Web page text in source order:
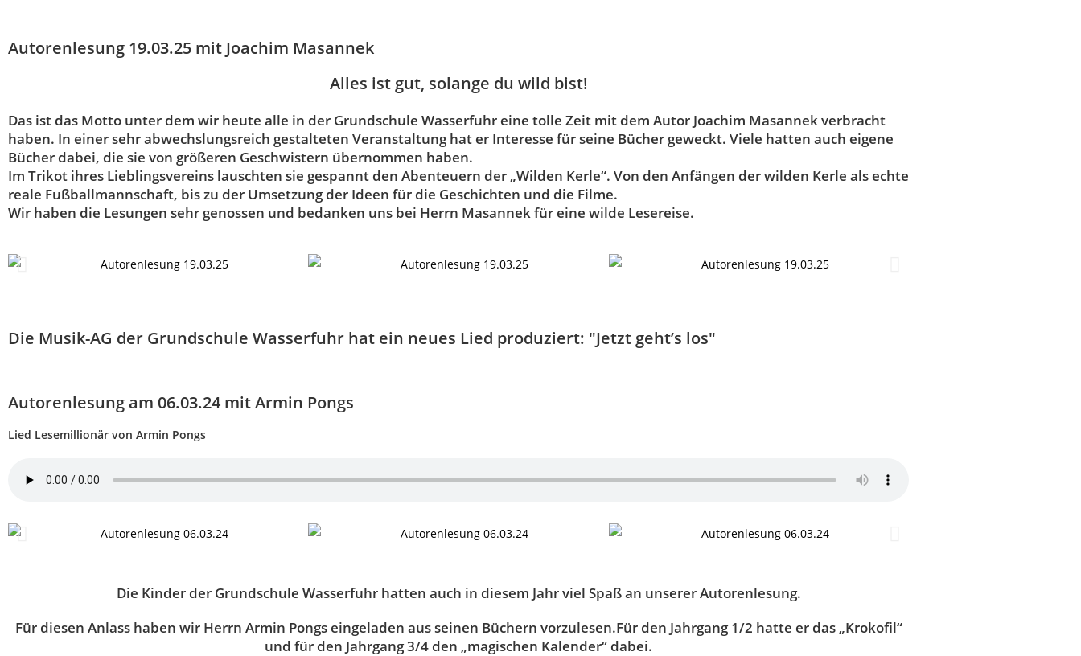
Autorenlesung 19.03.25 mit Joachim Masannek
Alles ist gut, solange du wild bist!
Das ist das Motto unter dem wir heute alle in der Grundschule Wasserfuhr eine tolle Zeit mit dem Autor Joachim Masannek verbracht
haben. In einer sehr abwechslungsreich gestalteten Veranstaltung hat er Interesse für seine Bücher geweckt. Viele hatten auch eigene
Bücher dabei, die sie von größeren Geschwistern übernommen haben.
Im Trikot ihres Lieblingsvereins lauschten sie gespannt den Abenteuern der „Wilden Kerle“. Von den Anfängen der wilden Kerle als echte
reale Fußballmannschaft, bis zu der Umsetzung der Ideen für die Geschichten und die Filme.
Wir haben die Lesungen sehr genossen und bedanken uns bei Herrn Masannek für eine wilde Lesereise.
Die Musik-AG der Grundschule Wasserfuhr hat ein neues Lied produziert: "Jetzt geht’s los"
Autorenlesung am 06.03.24 mit Armin Pongs
Lied Lesemillionär von Armin Pongs
Die Kinder der Grundschule Wasserfuhr hatten auch in diesem Jahr viel Spaß an unserer Autorenlesung.
Für diesen Anlass haben wir Herrn Armin Pongs eingeladen aus seinen Büchern vorzulesen.Für den Jahrgang 1/2 hatte er das „Krokofil“
und für den Jahrgang 3/4 den „magischen Kalender“ dabei.